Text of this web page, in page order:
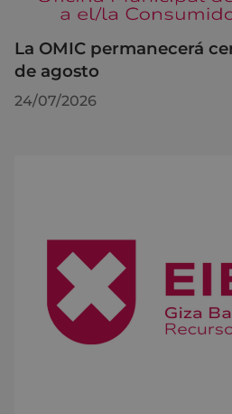
La OMIC permanecerá
de agosto
24/07/2026